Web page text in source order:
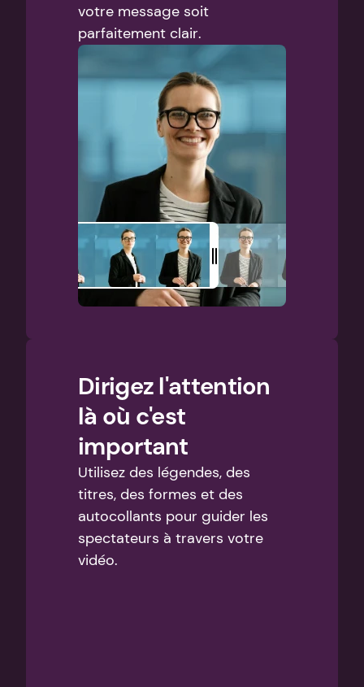
votre message soit
parfaitement clair.
Dirigez l'attention
là où c'est
important
Utilisez des légendes, des
titres, des formes et des
autocollants pour guider les
spectateurs à travers votre
vidéo.